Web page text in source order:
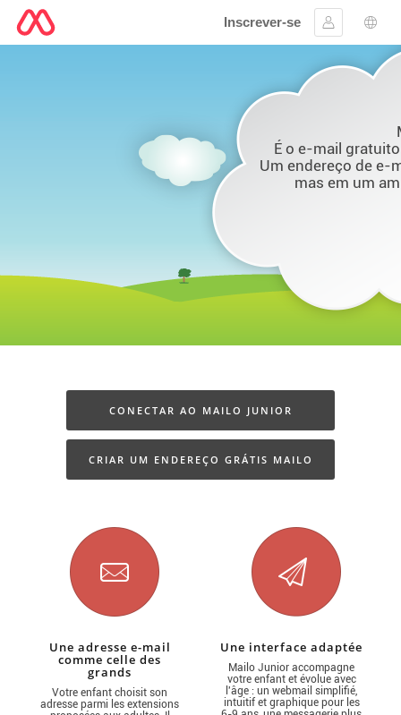
Inscrever-se
Assinar em
É o e-mail
Um endereço de e-
mas em um
CONECTAR AO MAILO JUNIOR
CRIAR UM ENDEREÇO GRÁTIS MAILO
Une adresse e-mail
comme celle des
grands
Votre enfant choisit son
adresse parmi les extensions
Une interface adaptée
Mailo Junior accompagne
votre enfant et évolue avec
l'âge : un webmail simplifié,
intuitif et graphique pour les